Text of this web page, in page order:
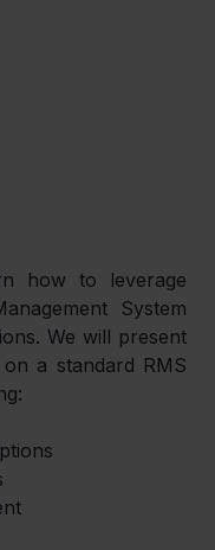
how to leverage
System
We will present
a standard RMS